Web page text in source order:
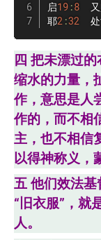
启19 :8
耶2 :32
四 把未漂过
缩水的力量，
作，意思是人
作的，而不相
主，也不相信
以得神称义，
五 他们效法基
“旧衣服”，就
人。